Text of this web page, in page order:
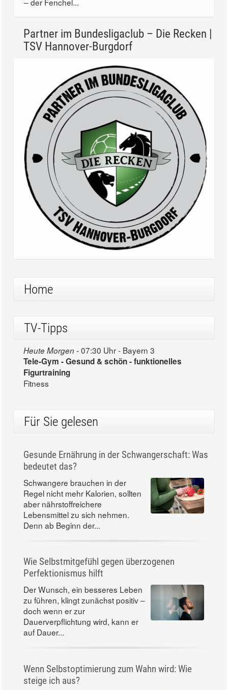
Partner im Bundesligaclub – Die Recken |
TSV Hannover-Burgdorf
Home
TV-Tipps
Heute Morgen -07:30 Uhr - Bayern 3
Tele-Gym - Gesund & schön - funktionelles
Figurtraining
Fitness
Für Sie gelesen
Gesunde Ernährung in der Schwangerschaft: Was
bedeutet das?
Schwangere brauchen in der
Regel nicht mehr Kalorien, sollten
aber nährstoffreichere
Lebensmittel zu sich nehmen.
Denn ab Beginn der...
Wie Selbstmitgefühl gegen überzogenen
Perfektionismus hilft
Der Wunsch, ein besseres Leben
zu führen, klingt zunächst positiv –
doch wenn er zur
Dauerverpflichtung wird, kann er
auf Dauer...
Wenn Selbstoptimierung zum Wahn wird: Wie
steige ich aus?